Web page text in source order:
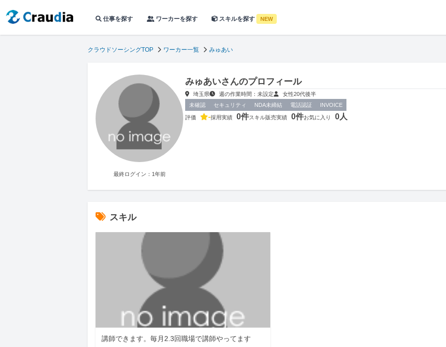
仕事を探す ワーカーを探す スキルを探す NEW
クラウドソーシングTOP ワーカー一覧 みゅあい
最終ログイン：1年前
みゅあいさんのプロフィール
埼玉県 週の作業時間：未設定 女性20代後半
未確認
セキュリティ NDA未締結 電話認証 INVOICE
評価 -採用実績 0件スキル販売実績 0件お気に入り 0人
スキル
講師できます。毎月2.3回職場で講師やってます